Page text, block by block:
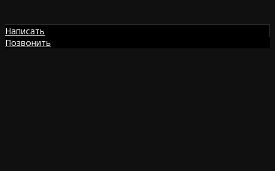
Написать
Позвонить